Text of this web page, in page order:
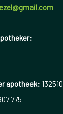
apotheek: 132510
775